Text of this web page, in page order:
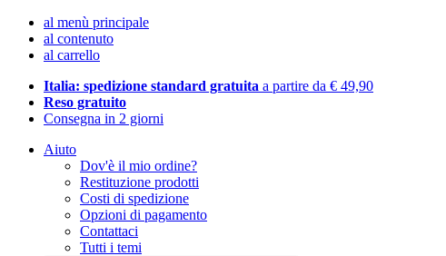
al menù principale
al contenuto
al carrello
Italia: spedizione standard gratuita a partire da € 49,90
Reso gratuito
Consegna in 2 giorni
Aiuto
Dov'è il mio ordine?
Restituzione prodotti
Costi di spedizione
Opzioni di pagamento
Contattaci
Tutti i temi